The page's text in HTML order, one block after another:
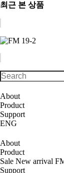
최근 본 상품
About
Product
Support
ENG
About
Product
Sale New arrival
Support